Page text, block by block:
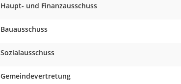
Haupt- und Finanzausschuss
Bauausschuss
Sozialausschuss
Gemeindevertretung